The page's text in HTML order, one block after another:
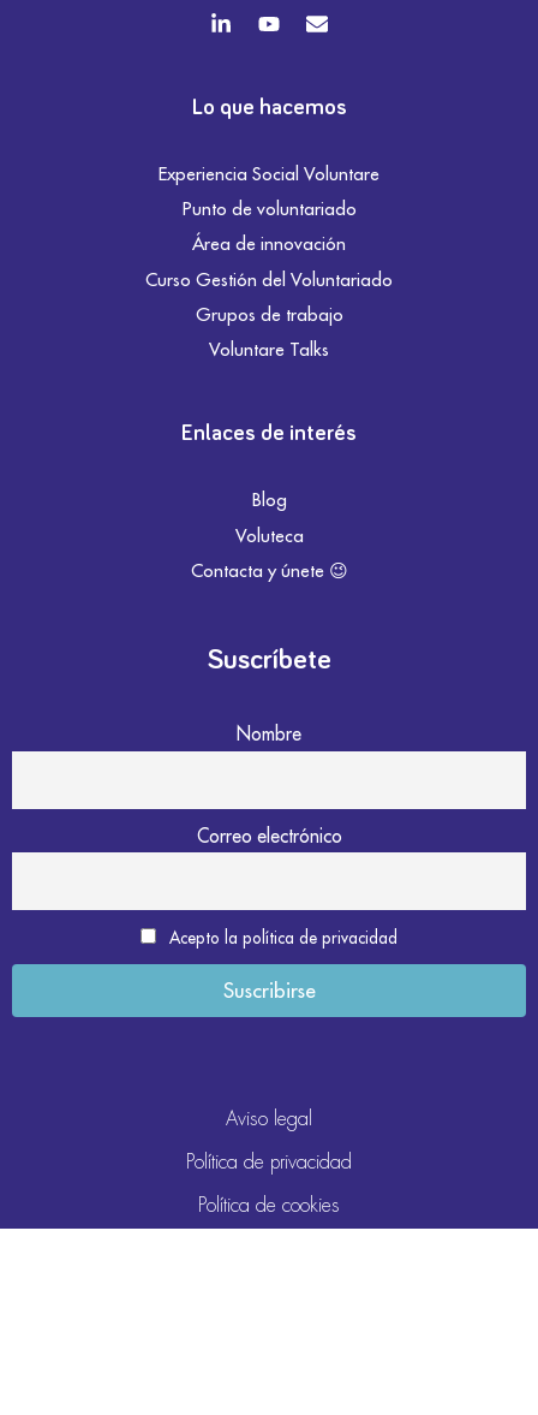
Lo que hacemos
Experiencia Social Voluntare
Punto de voluntariado
Área de innovación
Curso Gestión del Voluntariado
Grupos de trabajo
Voluntare Talks
Enlaces de interés
Blog
Voluteca
Contacta y únete 😉
Suscríbete
Nombre
Correo electrónico
Acepto la política de privacidad
Aviso legal
Política de privacidad
Política de cookies